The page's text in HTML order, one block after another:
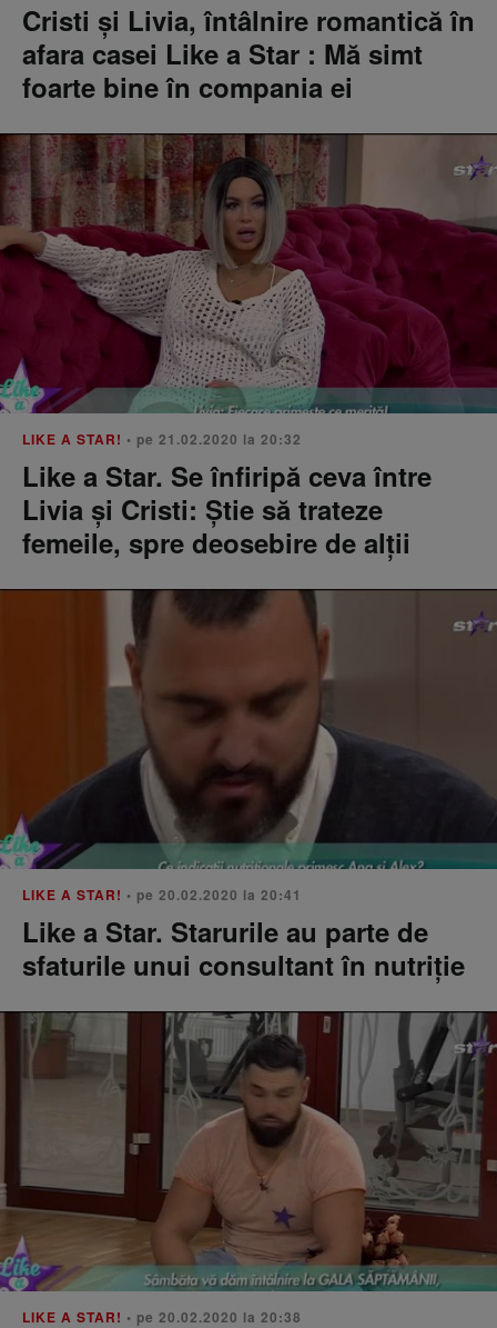
Cristi și Livia, întâlnire romantică în
afara casei Like a Star : Mă simt
foarte bine în compania ei
LIKE A STAR! • pe 21.02.2020 la 20:32
Like a Star. Se înfiripă ceva între
Livia și Cristi: Știe să trateze
femeile, spre deosebire de alții
LIKE A STAR! • pe 20.02.2020 la 20:41
Like a Star. Starurile au parte de
sfaturile unui consultant în nutriție
LIKE A STAR! • pe 20.02.2020 la 20:38